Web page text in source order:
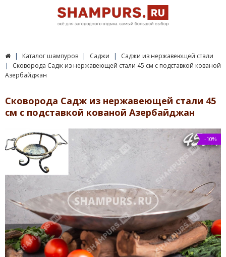
Каталог шампуров Саджи
Саджи из нержавеющей стали
Сковорода Садж из нержавеющей стали 45 см с подставкой кованой
Азербайджан
Сковорода Садж из нержавеющей стали 45
см с подставкой кованой Азербайджан
-10%